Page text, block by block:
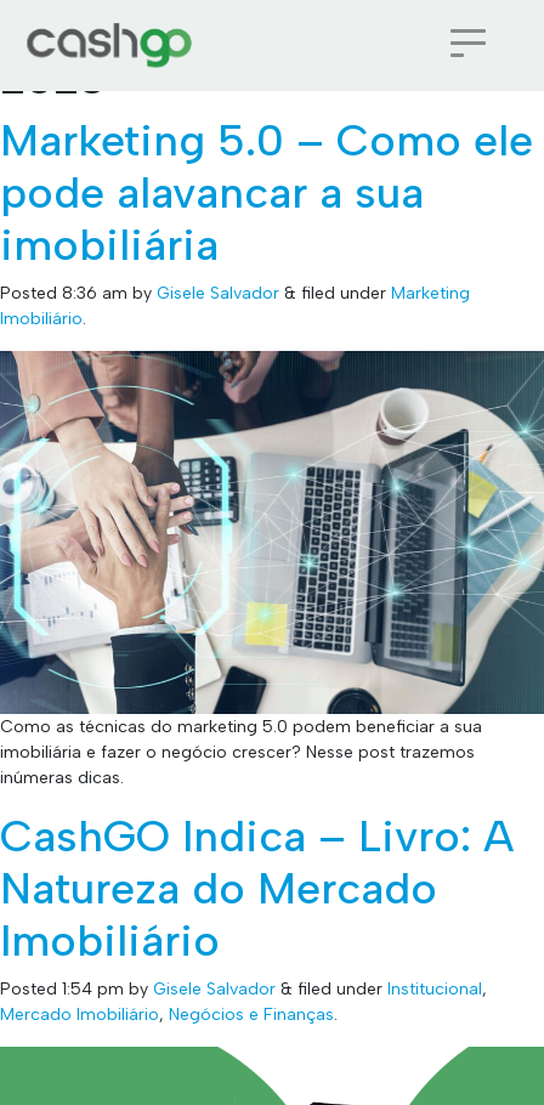
Monthly Archives:
abril
2023
Marketing 5.0 – Como ele
pode alavancar a sua
imobiliária
Posted 8:36 am by Gisele Salvador & filed under Marketing
Imobiliário.
Como as técnicas do marketing 5.0 podem beneficiar a sua
imobiliária e fazer o negócio crescer? Nesse post trazemos
inúmeras dicas.
CashGO Indica – Livro: A
Natureza do Mercado
Imobiliário
Posted 1:54 pm by Gisele Salvador & filed under Institucional,
Mercado Imobiliário, Negócios e Finanças.